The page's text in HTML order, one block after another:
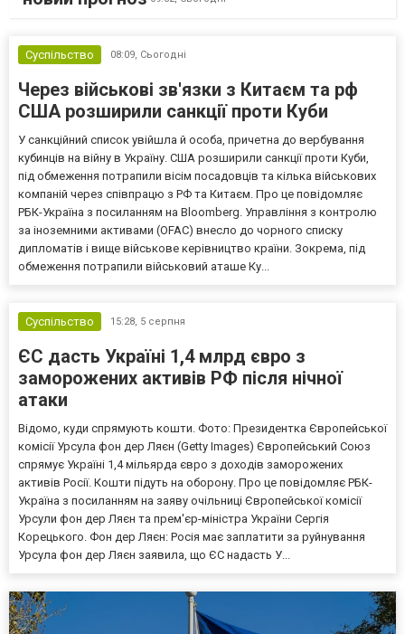
Суспільство 08:09, Сьогодні
Через військові зв'язки з Китаєм та рф
США розширили санкції проти Куби
У санкційний список увійшла й особа, причетна до вербування
кубинців на війну в Україну. США розширили санкції проти Куби,
під обмеження потрапили вісім посадовців та кілька військових
компаній через співпрацю з РФ та Китаєм. Про це повідомляє
РБК-Україна з посиланням на Bloomberg. Управління з контролю
за іноземними активами (OFAC) внесло до чорного списку
дипломатів і вище військове керівництво країни. Зокрема, під
обмеження потрапили військовий аташе Ку...
Суспільство 15:28, 5 серпня
ЄС дасть Україні 1,4 млрд євро з
заморожених активів РФ після нічної
атаки
Відомо, куди спрямують кошти. Фото: Президентка Європейської
комісії Урсула фон дер Ляєн (Getty Images) Європейський Союз
спрямує Україні 1,4 мільярда євро з доходів заморожених
активів Росії. Кошти підуть на оборону. Про це повідомляє РБК-
Україна з посиланням на заяву очільниці Європейської комісії
Урсули фон дер Ляєн та прем'єр-міністра України Сергія
Корецького. Фон дер Ляєн: Росія має заплатити за руйнування
Урсула фон дер Ляєн заявила, що ЄС надасть У...